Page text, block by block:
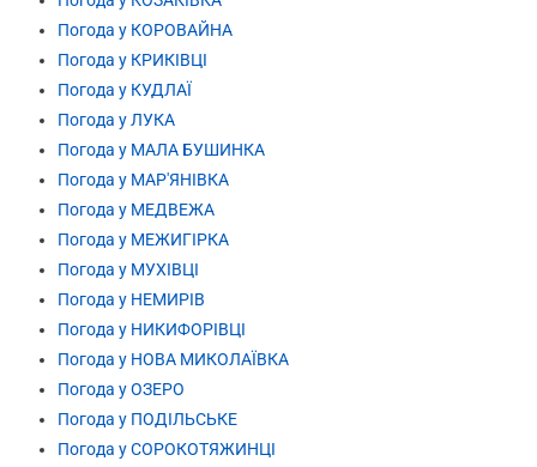
Погода у КОРОВАЙНА
Погода у КРИКІВЦІ
Погода у КУДЛАЇ
Погода у ЛУКА
Погода у МАЛА БУШИНКА
Погода у МАР'ЯНІВКА
Погода у МЕДВЕЖА
Погода у МЕЖИГІРКА
Погода у МУХІВЦІ
Погода у НЕМИРІВ
Погода у НИКИФОРІВЦІ
Погода у НОВА МИКОЛАЇВКА
Погода у ОЗЕРО
Погода у ПОДІЛЬСЬКЕ
Погода у СОРОКОТЯЖИНЦІ